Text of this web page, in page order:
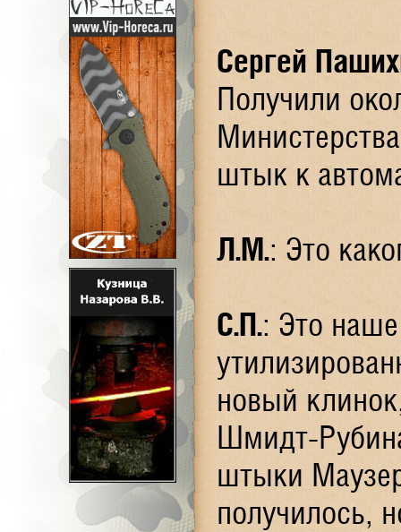
Сергей
Получили
штык к
Л.М.: Это
С.П.: Это
новый
Шмидт-
штыки
получилось,